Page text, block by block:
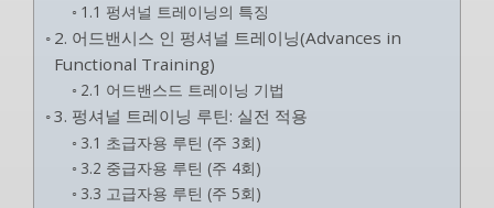
1.1 펑셔널 트레이닝의 특징
2. 어드밴시스 인 펑셔널 트레이닝(Advances in
Functional Training)
2.1 어드밴스드 트레이닝 기법
3. 펑셔널 트레이닝 루틴: 실전 적용
3.1 초급자용 루틴 (주 3회)
3.2 중급자용 루틴 (주 4회)
3.3 고급자용 루틴 (주 5회)